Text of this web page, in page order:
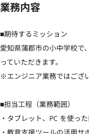
業務内容
■期待するミッション
愛知県蒲郡市の小中学校で
っていただきます。
※エンジニア業務ではござ
■担当工程（業務範囲）
・タブレット、PC を使っ